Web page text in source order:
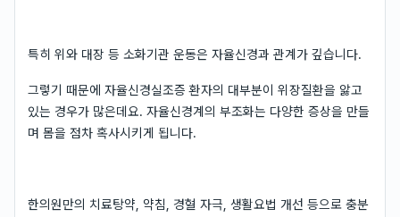
특히 위와 대장 등 소화기관 운동은 자율신경과 관계가 깊습니다.
그렇기 때문에 자율신경실조증 환자의 대부분이 위장질환을 앓고
있는 경우가 많은데요. 자율신경계의 부조화는 다양한 증상을 만들
며 몸을 점차 혹사시키게 됩니다.
한의원만의 치료탕약, 약침, 경혈 자극, 생활요법 개선 등으로 충분